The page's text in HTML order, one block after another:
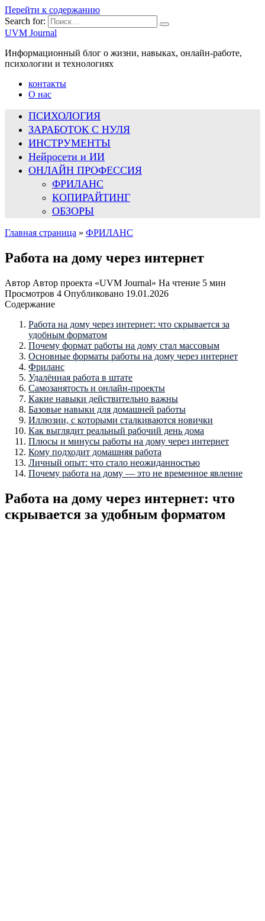
Перейти к содержанию
Search for:
UVM Journal
Информационный блог о жизни, навыках, онлайн-работе,
психологии и технологиях
контакты
О нас
ПСИХОЛОГИЯ
ЗАРАБОТОК С НУЛЯ
ИНСТРУМЕНТЫ
Нейросети и ИИ
ОНЛАЙН ПРОФЕССИЯ
ФРИЛАНС
КОПИРАЙТИНГ
ОБЗОРЫ
Главная страница » ФРИЛАНС
Работа на дому через интернет
Автор Автор проекта «UVM Journal» На чтение 5 мин
Просмотров 4 Опубликовано 19.01.2026
Содержание
Работа на дому через интернет: что скрывается за
удобным форматом
Почему формат работы на дому стал массовым
Основные форматы работы на дому через интернет
Фриланс
Удалённая работа в штате
Самозанятость и онлайн-проекты
Какие навыки действительно важны
Базовые навыки для домашней работы
Иллюзии, с которыми сталкиваются новички
Как выглядит реальный рабочий день дома
Плюсы и минусы работы на дому через интернет
Кому подходит домашняя работа
Личный опыт: что стало неожиданностью
Почему работа на дому — это не временное явление
Работа на дому через интернет: что
скрывается за удобным форматом